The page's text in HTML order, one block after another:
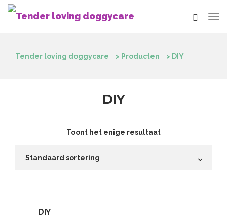
Tender loving doggycare > Producten > DIY
DIY
Toont het enige resultaat
DIY